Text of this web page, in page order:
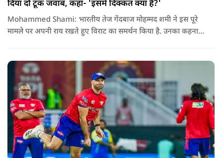
दिया दो टूक जवाब, कहा- 'इसमें दिक्कत क्या है?'
Mohammed Shami: भारतीय तेज गेंदबाज मोहम्मद शमी ने इस पूरे
मामले पर अपनी राय रखते हुए विराट का समर्थन किया है. उनका कहना है